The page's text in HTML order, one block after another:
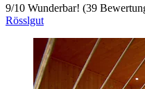
9/10 Wunderbar! (39
Rösslgut